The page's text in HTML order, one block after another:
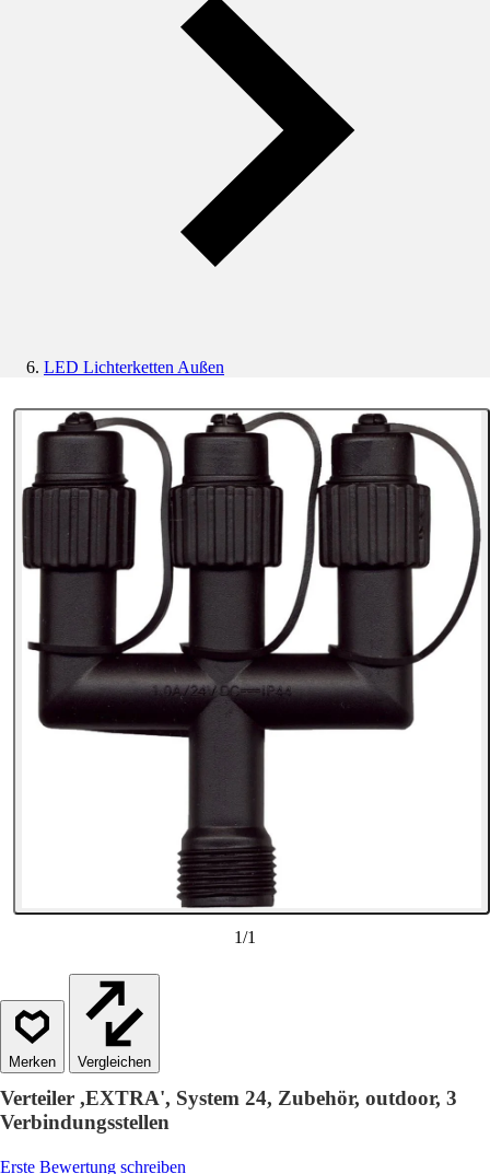
LED Lichterketten Außen
1/1
Vergleichen
Verteiler ,EXTRA', System 24, Zubehör, outdoor, 3
Verbindungsstellen
Erste Bewertung schreiben